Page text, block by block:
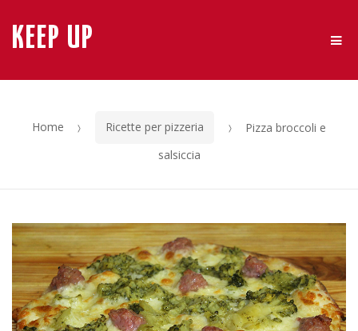
Skip
Skip
KEEP UP
Home Ricette per pizzeria
Pizza broccoli e
salsiccia